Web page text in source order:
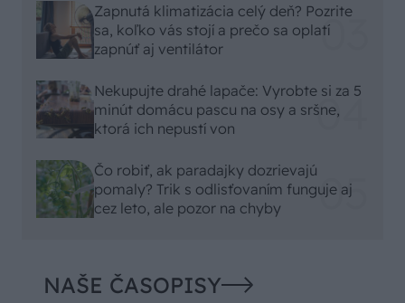
Zapnutá klimatizácia celý deň? Pozrite
sa, koľko vás stojí a prečo sa oplatí
zapnúť aj ventilátor
Nekupujte drahé lapače: Vyrobte si za 5
minút domácu pascu na osy a sršne,
ktorá ich nepustí von
Čo robiť, ak paradajky dozrievajú
pomaly? Trik s odlisťovaním funguje aj
cez leto, ale pozor na chyby
NAŠE ČASOPISY